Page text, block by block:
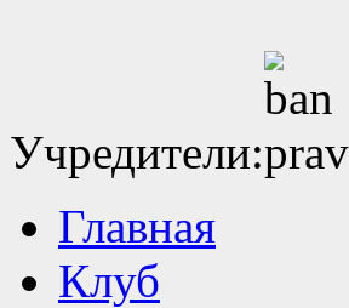
Учредители:
Главная
Клуб